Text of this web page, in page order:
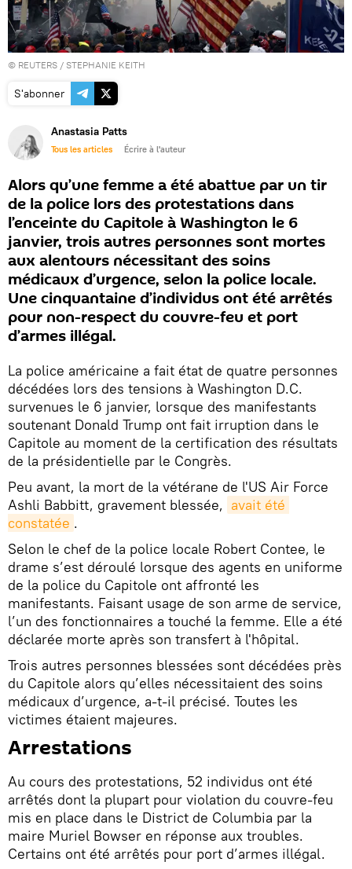
© REUTERS / STEPHANIE KEITH
S'abonner
Anastasia Patts
Tous les articles Écrire à l'auteur
Alors qu’une femme a été abattue par un tir
de la police lors des protestations dans
l’enceinte du Capitole à Washington le 6
janvier, trois autres personnes sont mortes
aux alentours nécessitant des soins
médicaux d’urgence, selon la police locale.
Une cinquantaine d’individus ont été arrêtés
pour non-respect du couvre-feu et port
d’armes illégal.
La police américaine a fait état de quatre personnes
décédées lors des tensions à Washington D.C.
survenues le 6 janvier, lorsque des manifestants
soutenant Donald Trump ont fait irruption dans le
Capitole au moment de la certification des résultats
de la présidentielle par le Congrès.
Peu avant, la mort de la vétérane de l'US Air Force
Ashli Babbitt, gravement blessée, avait été
constatée .
Selon le chef de la police locale Robert Contee, le
drame s’est déroulé lorsque des agents en uniforme
de la police du Capitole ont affronté les
manifestants. Faisant usage de son arme de service,
l’un des fonctionnaires a touché la femme. Elle a été
déclarée morte après son transfert à l'hôpital.
Trois autres personnes blessées sont décédées près
du Capitole alors qu’elles nécessitaient des soins
médicaux d’urgence, a-t-il précisé. Toutes les
victimes étaient majeures.
Arrestations
Au cours des protestations, 52 individus ont été
arrêtés dont la plupart pour violation du couvre-feu
mis en place dans le District de Columbia par la
maire Muriel Bowser en réponse aux troubles.
Certains ont été arrêtés pour port d’armes illégal.